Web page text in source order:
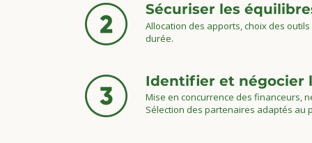
Sécuriser les
Allocation des apports, choix des
durée.
Identifier et négocier
Mise en concurrence des financeurs,
Sélection des partenaires adaptés au